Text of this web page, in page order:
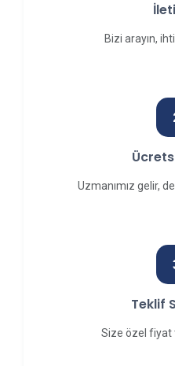
Bizi arayın,
Uzmanımız gelir,
Teklif
Size özel fiyat